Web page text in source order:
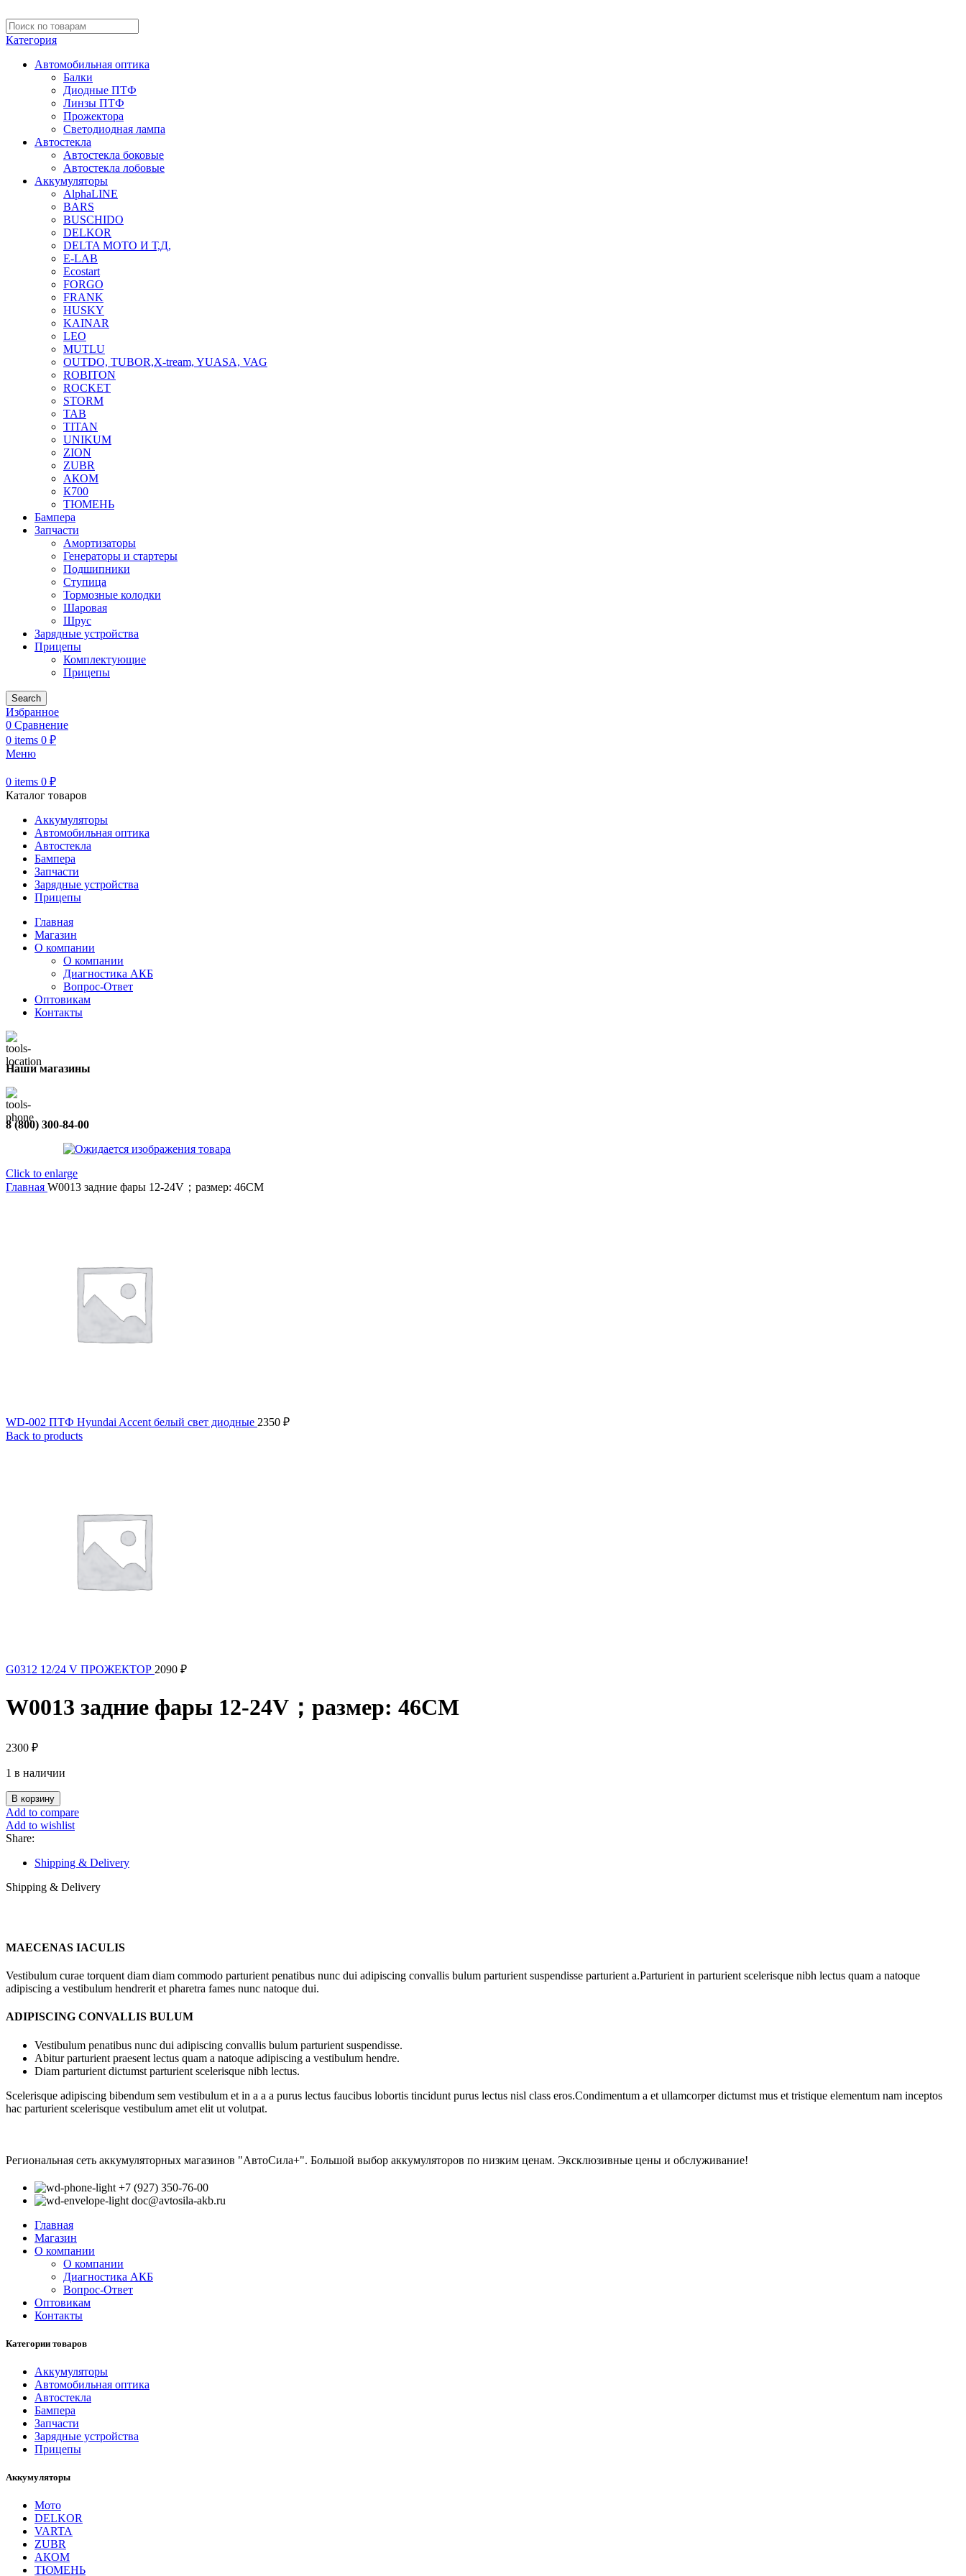
Категория
Автомобильная оптика
Балки
Диодные ПТФ
Линзы ПТФ
Прожектора
Светодиодная лампа
Автостекла
Автостекла боковые
Автостекла лобовые
Аккумуляторы
AlphaLINE
BARS
BUSCHIDO
DELKOR
DELTA МОТО И Т,Д,
E-LAB
Ecostart
FORGO
FRANK
HUSKY
KAINAR
LEO
MUTLU
OUTDO, TUBOR,X-tream, YUASA, VAG
ROBITON
ROCKET
STORM
TAB
TITAN
UNIKUM
ZION
ZUBR
АКОМ
К700
ТЮМЕНЬ
Бампера
Запчасти
Амортизаторы
Генераторы и стартеры
Подшипники
Ступица
Тормозные колодки
Шаровая
Шрус
Зарядные устройства
Прицепы
Комплектующие
Прицепы
Search
Избранное
0 Сравнение
0 items 0 ₽
Меню
0 items 0 ₽
Каталог товаров
Аккумуляторы
Автомобильная оптика
Автостекла
Бампера
Запчасти
Зарядные устройства
Прицепы
Главная
Магазин
О компании
О компании
Диагностика АКБ
Вопрос-Ответ
Оптовикам
Контакты
Наши магазины
8 (800) 300-84-00
Click to enlarge
Главная W0013 задние фары 12-24V；размер: 46CM
WD-002 ПТФ Hyundai Accent белый свет диодные 2350 ₽
Back to products
G0312 12/24 V ПРОЖЕКТОР 2090 ₽
W0013 задние фары 12-24V；размер: 46CM
2300 ₽
1 в наличии
Количество
товара
W0013
задние
размер:
В корзину
Add to compare
Add to wishlist
Share:
Shipping & Delivery
Shipping & Delivery
MAECENAS IACULIS
Vestibulum curae torquent diam diam commodo parturient penatibus nunc dui adipiscing convallis bulum parturient suspendisse parturient a.Parturient in parturient scelerisque nibh lectus quam a natoque
adipiscing a vestibulum hendrerit et pharetra fames nunc natoque dui.
ADIPISCING CONVALLIS BULUM
Vestibulum penatibus nunc dui adipiscing convallis bulum parturient suspendisse.
Abitur parturient praesent lectus quam a natoque adipiscing a vestibulum hendre.
Diam parturient dictumst parturient scelerisque nibh lectus.
Scelerisque adipiscing bibendum sem vestibulum et in a a a purus lectus faucibus lobortis tincidunt purus lectus nisl class eros.Condimentum a et ullamcorper dictumst mus et tristique elementum nam inceptos
hac parturient scelerisque vestibulum amet elit ut volutpat.
Региональная сеть аккумуляторных магазинов "АвтоСила+". Большой выбор аккумуляторов по низким ценам. Эксклюзивные цены и обслуживание!
+7 (927) 350-76-00
doc@avtosila-akb.ru
Главная
Магазин
О компании
О компании
Диагностика АКБ
Вопрос-Ответ
Оптовикам
Контакты
Категории товаров
Аккумуляторы
Автомобильная оптика
Автостекла
Бампера
Запчасти
Зарядные устройства
Прицепы
Аккумуляторы
Мото
DELKOR
VARTA
ZUBR
АКОМ
ТЮМЕНЬ